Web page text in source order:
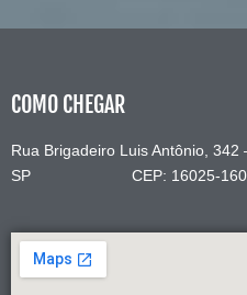
COMO CHEGAR
Rua Brigadeiro Luis Antônio,
SP CEP: 16025-160